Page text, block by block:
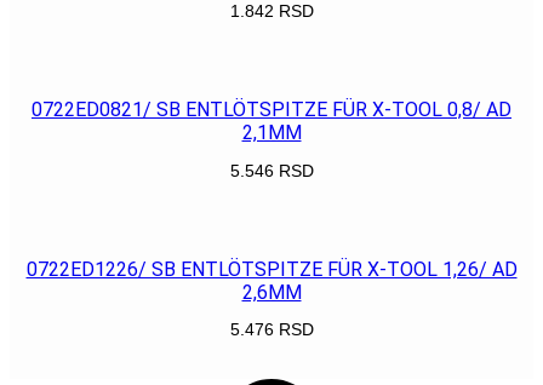
1.842 RSD
0722ED0821/ SB ENTLÖTSPITZE FÜR X-TOOL 0,8/ AD
2,1MM
5.546 RSD
0722ED1226/ SB ENTLÖTSPITZE FÜR X-TOOL 1,26/ AD
2,6MM
5.476 RSD